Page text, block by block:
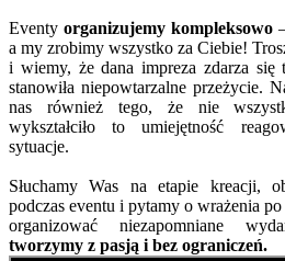
Eventy organizujemy kompleksowo–
a my zrobimy wszystko za Ciebie!
i wiemy, że dana impreza zdarza
stanowiła niepowtarzalne przeżycie.
nas również tego, że nie
wykształciło to umiejętność
sytuacje.
Słuchamy Was na etapie kreacji,
podczas eventu i pytamy o wrażenia
organizować niezapomniane
tworzymy z pasją i bez ograniczeń.